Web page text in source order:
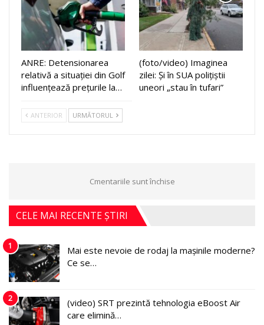
ANRE: Detensionarea
relativă a situației din Golf
influențează prețurile la…
(foto/video) Imaginea
zilei: Și în SUA polițiștii
uneori „stau în tufari”
ANTERIOR URMĂTORUL
Cmentariile sunt închise
CELE MAI RECENTE ȘTIRI
1
Mai este nevoie de rodaj la mașinile moderne?
Ce se…
2
(video) SRT prezintă tehnologia eBoost Air
care elimină…